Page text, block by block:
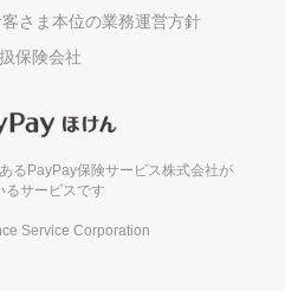
客さま本位の業務運営方針
保険会社
る PayPay保険サービス株式会社が
るサービスです
Service Corporation